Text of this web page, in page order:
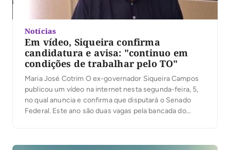
Notícias
Em vídeo, Siqueira confirma
candidatura e avisa: "continuo em
condições de trabalhar pelo TO"
Maria José Cotrim O ex-governador Siqueira Campos
publicou um vídeo na internet nesta segunda-feira, 5,
no qual anuncia e confirma que disputará o Senado
Federal. Este ano são duas vagas pela bancada do
prefeito de Araguaína, Ronaldo Dimas. “Sou […]